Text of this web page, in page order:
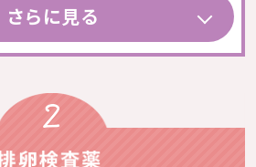
大事なのは
めに必要な栄養素を
来の赤ちゃんのためにも、まずは普
バランスよく栄養を摂っていくこと
さらに見る